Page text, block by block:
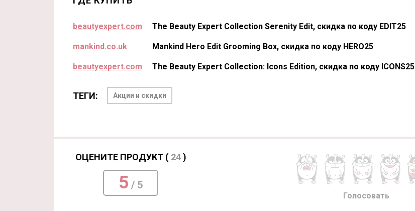
beautyexpert.com The Beauty Expert Collection Serenity Edit, скидка по коду EDIT25
mankind.co.uk Mankind Hero Edit Grooming Box, скидка по коду HERO25
beautyexpert.com The Beauty Expert Collection: Icons Edition, скидка по коду ICONS25
ТЕГИ: Акции и скидки
ОЦЕНИТЕ ПРОДУКТ ( 24)
5 / 5
Голосовать